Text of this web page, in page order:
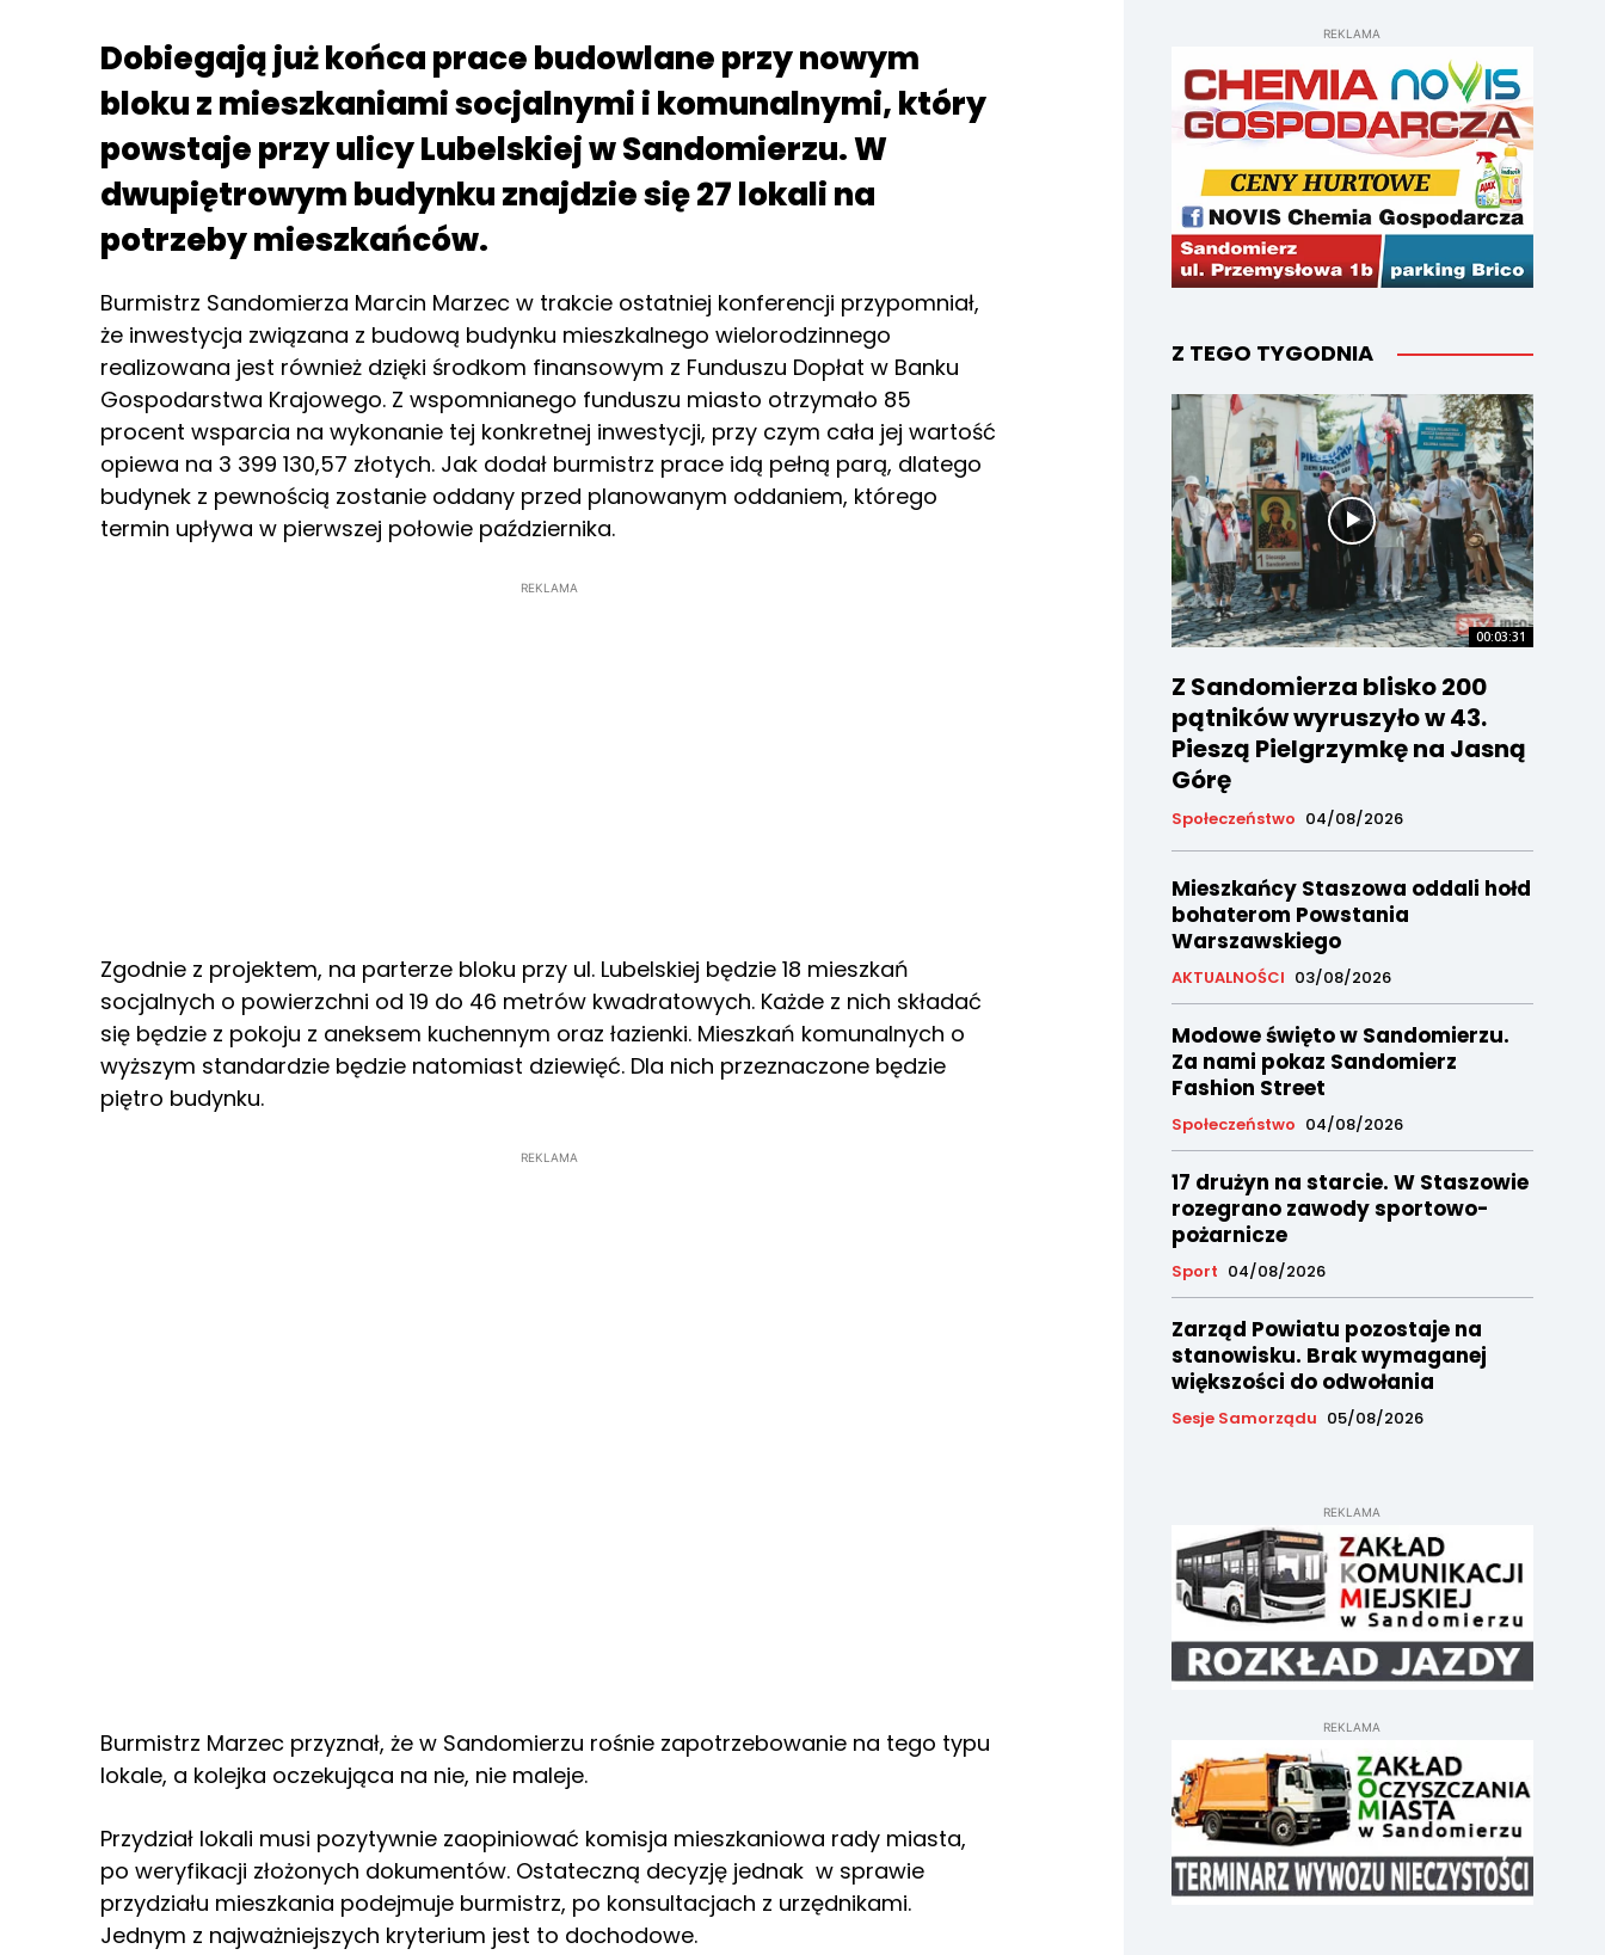
Dobiegają już końca prace budowlane przy nowym
bloku z mieszkaniami socjalnymi i komunalnymi, który
powstaje przy ulicy Lubelskiej w Sandomierzu. W
dwupiętrowym budynku znajdzie się 27 lokali na
potrzeby mieszkańców.
Burmistrz Sandomierza Marcin Marzec w trakcie ostatniej konferencji przypomniał,
że inwestycja związana z budową budynku mieszkalnego wielorodzinnego
realizowana jest również dzięki środkom finansowym z Funduszu Dopłat w Banku
Gospodarstwa Krajowego. Z wspomnianego funduszu miasto otrzymało 85
procent wsparcia na wykonanie tej konkretnej inwestycji, przy czym cała jej wartość
opiewa na 3 399 130,57 złotych. Jak dodał burmistrz prace idą pełną parą, dlatego
budynek z pewnością zostanie oddany przed planowanym oddaniem, którego
termin upływa w pierwszej połowie października.
REKLAMA
Zgodnie z projektem, na parterze bloku przy ul. Lubelskiej będzie 18 mieszkań
socjalnych o powierzchni od 19 do 46 metrów kwadratowych. Każde z nich składać
się będzie z pokoju z aneksem kuchennym oraz łazienki. Mieszkań komunalnych o
wyższym standardzie będzie natomiast dziewięć. Dla nich przeznaczone będzie
piętro budynku.
REKLAMA
Burmistrz Marzec przyznał, że w Sandomierzu rośnie zapotrzebowanie na tego typu
lokale, a kolejka oczekująca na nie, nie maleje.
Przydział lokali musi pozytywnie zaopiniować komisja mieszkaniowa rady miasta,
po weryfikacji złożonych dokumentów. Ostateczną decyzję jednak w sprawie
przydziału mieszkania podejmuje burmistrz, po konsultacjach z urzędnikami.
Jednym z najważniejszych kryterium jest to dochodowe.
REKLAMA
Z TEGO TYGODNIA
00:03:31
Z Sandomierza blisko 200
pątników wyruszyło w 43.
Pieszą Pielgrzymkę na Jasną
Górę
Społeczeństwo 04/08/2026
Mieszkańcy Staszowa oddali hołd
bohaterom Powstania
Warszawskiego
AKTUALNOŚCI 03/08/2026
Modowe święto w Sandomierzu.
Za nami pokaz Sandomierz
Fashion Street
Społeczeństwo 04/08/2026
17 drużyn na starcie. W Staszowie
rozegrano zawody sportowo-
pożarnicze
Sport 04/08/2026
Zarząd Powiatu pozostaje na
stanowisku. Brak wymaganej
większości do odwołania
Sesje Samorządu 05/08/2026
REKLAMA
REKLAMA